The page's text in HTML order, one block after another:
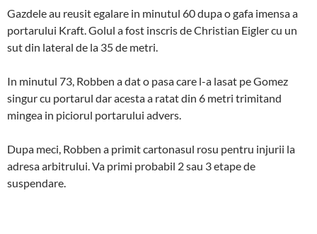
Gazdele au reusit egalare in minutul 60 dupa o gafa imensa a
portarului Kraft. Golul a fost inscris de Christian Eigler cu un
sut din lateral de la 35 de metri.
In minutul 73, Robben a dat o pasa care l-a lasat pe Gomez
singur cu portarul dar acesta a ratat din 6 metri trimitand
mingea in piciorul portarului advers.
Dupa meci, Robben a primit cartonasul rosu pentru injurii la
adresa arbitrului. Va primi probabil 2 sau 3 etape de
suspendare.